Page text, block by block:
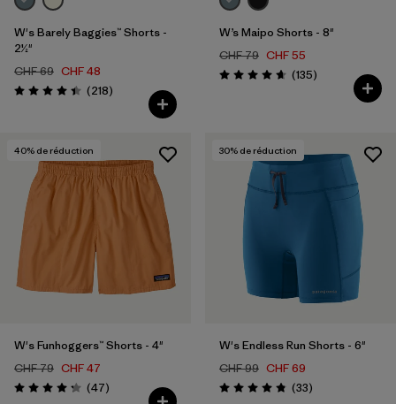
W's Barely Baggies™ Shorts -
2½"
CHF 69 CHF 48
Évaluation: 4.4 / 5
(218Avis
)
W’s Maipo Shorts - 8"
CHF 79 CHF 55
Évaluation: 4.6 / 5
(135Avis
)
40% de réduction
W's Funhoggers™ Shorts - 4"
CHF 79 CHF 47
Évaluation: 4.3 / 5
(47Avis
)
30% de réduction
W's Endless Run Shorts - 6"
CHF 99 CHF 69
Évaluation: 4.8 / 5
(33Avis
)